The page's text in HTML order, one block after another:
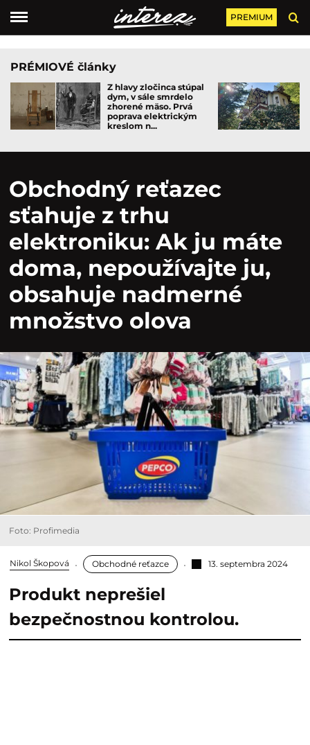
PREMIUM
PRÉMIOVÉ články
Z hlavy zločinca stúpal
dym, v sále smrdelo
zhorené mäso. Prvá
poprava elektrickým
kreslom n...
Obchodný reťazec
sťahuje z trhu
elektroniku: Ak ju máte
doma, nepoužívajte ju,
obsahuje nadmerné
množstvo olova
Foto: Profimedia
Nikol Škopová Obchodné reťazce 13. septembra 2024
Produkt neprešiel
bezpečnostnou kontrolou.